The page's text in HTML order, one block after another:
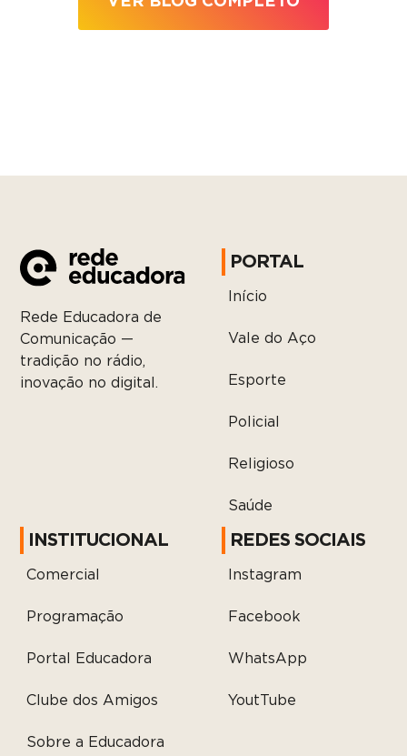
Rede Educadora de
Comunicação —
tradição no rádio,
inovação no digital.
PORTAL
Início
Vale do Aço
Esporte
Policial
Religioso
Saúde
INSTITUCIONAL
Comercial
Programação
Portal Educadora
Clube dos Amigos
Sobre a Educadora
REDES SOCIAIS
Instagram
Facebook
WhatsApp
YoutTube